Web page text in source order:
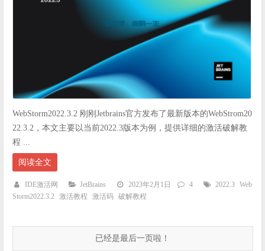
WebStorm2022.3.2 刚刚Jetbrains官方发布了最新版本的WebStrom20
22.3.2，本文主要以当前2022.3版本为例，提供详细的激活破解教
程 ...
阅读全文
IDE激活网 JetBrains 2023年2月1日 4 2022.3 Web
Storm2022.3.2
激活教程 激活码 破解教程
已经是最后一页啦！